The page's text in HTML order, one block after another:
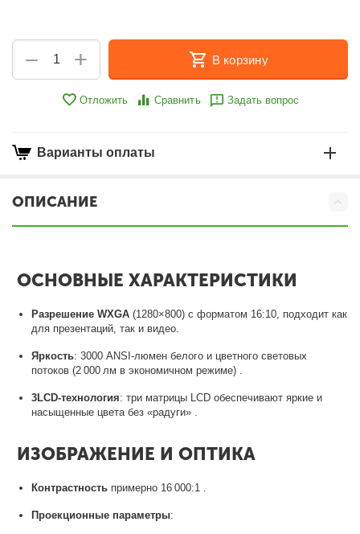
+
− В корзину
Отложить Сравнить Задать вопрос
Варианты оплаты
ОПИСАНИЕ
ОСНОВНЫЕ ХАРАКТЕРИСТИКИ
Разрешение WXGA (1280×800) с форматом 16:10, подходит как
для презентаций, так и видео.
Яркость: 3000 ANSI‑люмен белого и цветного световых
потоков (2 000 лм в экономичном режиме) .
3LCD-технология: три матрицы LCD обеспечивают яркие и
насыщенные цвета без «радуги» .
ИЗОБРАЖЕНИЕ И ОПТИКА
Контрастность примерно 16 000:1 .
Проекционные параметры: